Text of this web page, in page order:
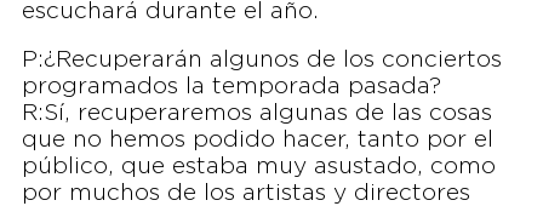
escuchará durante el año.
P:¿Recuperarán algunos de los conciertos
programados la temporada pasada?
R:Sí, recuperaremos algunas de las cosas
que no hemos podido hacer, tanto por el
público, que estaba muy asustado, como
por muchos de los artistas y directores